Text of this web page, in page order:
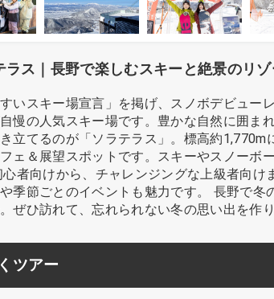
ス｜長野で楽しむスキーと絶景のリ
いスキー場宣言」を掲げ、スノボデビュ
慢の人気スキー場です。豊かな自然に囲ま
立てるのが「ソラテラス」。標高約
ェ＆展望スポットです。スキーやスノー
者向けから、チャレンジングな上級者向
季節ごとのイベントも魅力です。 長野で
ぜひ訪れて、忘れられない冬の思い出を作り
ツアー